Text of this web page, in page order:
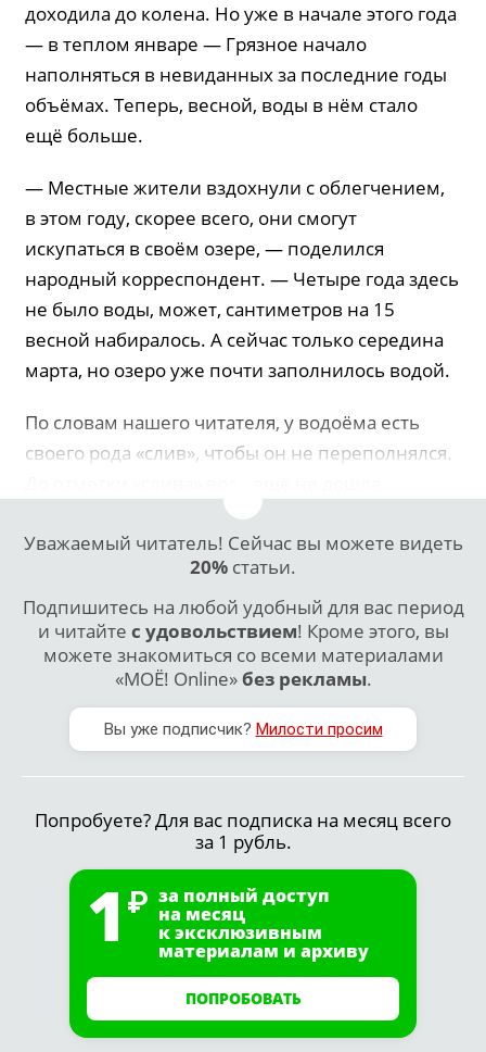
доходила до колена. Но уже в начале этого года
— в теплом январе — Грязное начало
наполняться в невиданных за последние годы
объёмах. Теперь, весной, воды в нём стало
ещё больше.
— Местные жители вздохнули с облегчением,
в этом году, скорее всего, они смогут
искупаться в своём озере, — поделился
народный корреспондент. — Четыре года здесь
не было воды, может, сантиметров на 15
весной набиралось. А сейчас только середина
марта, но озеро уже почти заполнилось водой.
По словам нашего читателя, у водоёма есть
своего рода «слив», чтобы он не переполнялся.
Уважаемый читатель! Сейчас вы можете видеть
20% статьи.
Подпишитесь на любой удобный для вас период
и читайте с удовольствием! Кроме этого, вы
можете знакомиться со всеми материалами
«МОЁ! Online»без рекламы.
Вы уже подписчик? Милости просим
Попробуете? Для вас подписка на месяц всего
за 1 рубль.
1 за полный доступ
на месяц
к эксклюзивным
материалам и архиву
ПОПРОБОВАТЬ